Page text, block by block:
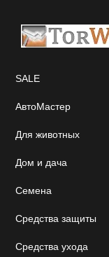
SALE
АвтоМастер
Для животных
Дом и дача
Семена
Средства защиты
Средства ухода